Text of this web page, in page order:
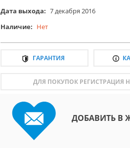
Дата выхода: 7 декабря 2016
Наличие: Нет
ГАРАНТИЯ
ДЛЯ ПОКУПОК РЕГИСТРАЦИЯ
ДОБАВИТЬ В